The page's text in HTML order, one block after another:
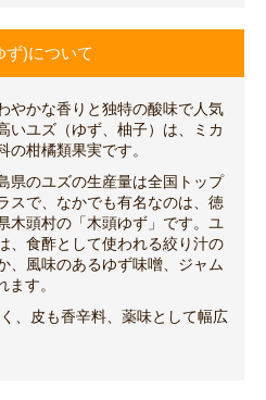
ず)について
やかな香りと独特の酸味で人気
いユズ（ゆず、柚子）は、ミカ
の柑橘類果実です。
県のユズの生産量は全国トップ
スで、なかでも有名なのは、徳
木頭村の「木頭ゆず」です。ユ
、食酢として使われる絞り汁の
、風味のあるゆず味噌、ジャム
す。
、皮も香辛料、薬味として幅広